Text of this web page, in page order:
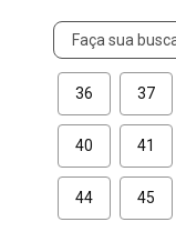
Tamanho
36 37
40 41
44 45